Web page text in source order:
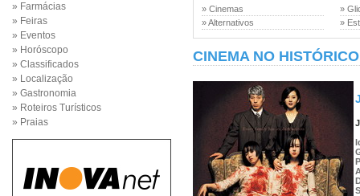
» Farmácias
» Feiras
» Eventos
» Horóscopo
» Classificados
» Localização
» Gastronomia
» Roteiros Turísticos
» Praias
» Cinemas
» Alternativos
»
»
CINEMA NO HISTÓRICO